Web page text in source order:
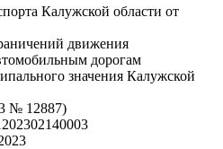
Калужской области от
движения
дорогам
значения Калужской
№ 12887)